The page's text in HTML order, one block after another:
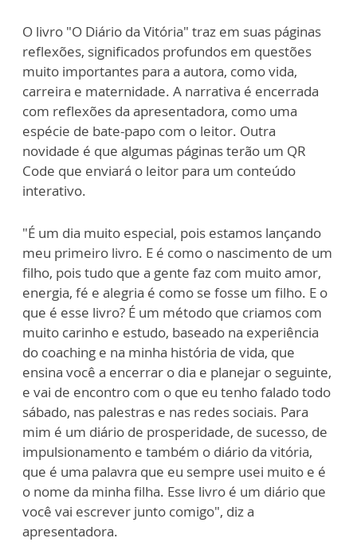
O livro "O Diário da Vitória" traz em suas páginas
reflexões, significados profundos em questões
muito importantes para a autora, como vida,
carreira e maternidade. A narrativa é encerrada
com reflexões da apresentadora, como uma
espécie de bate-papo com o leitor. Outra
novidade é que algumas páginas terão um QR
Code que enviará o leitor para um conteúdo
interativo.
"É um dia muito especial, pois estamos lançando
meu primeiro livro. E é como o nascimento de um
filho, pois tudo que a gente faz com muito amor,
energia, fé e alegria é como se fosse um filho. E o
que é esse livro? É um método que criamos com
muito carinho e estudo, baseado na experiência
do coaching e na minha história de vida, que
ensina você a encerrar o dia e planejar o seguinte,
e vai de encontro com o que eu tenho falado todo
sábado, nas palestras e nas redes sociais. Para
mim é um diário de prosperidade, de sucesso, de
impulsionamento e também o diário da vitória,
que é uma palavra que eu sempre usei muito e é
o nome da minha filha. Esse livro é um diário que
você vai escrever junto comigo", diz a
apresentadora.